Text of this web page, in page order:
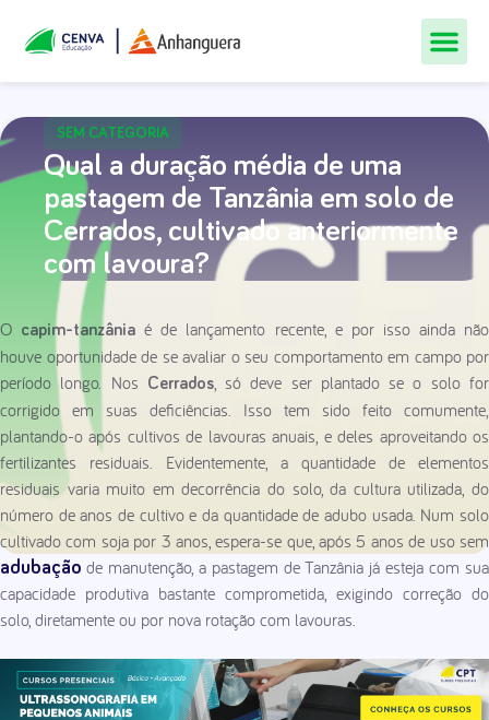
SEM CATEGORIA
Qual a duração média de uma
pastagem de Tanzânia em solo de
Cerrados, cultivado anteriormente
com lavoura?
O capim-tanzânia é de lançamento recente, e por isso ainda não
houve oportunidade de se avaliar o seu comportamento em campo por
período longo. Nos
Cerrados, só deve ser plantado se o solo for
corrigido em suas deficiências. Isso tem sido feito comumente,
plantando-o após cultivos de lavouras anuais, e deles aproveitando os
fertilizantes residuais. Evidentemente, a quantidade de elementos
residuais varia muito em decorrência do solo, da cultura utilizada, do
número de anos de cultivo e da quantidade de adubo usada. Num solo
cultivado com soja por 3 anos, espera-se que, após 5 anos de uso sem
adubação de manutenção, a pastagem de Tanzânia já esteja com sua
capacidade produtiva bastante comprometida, exigindo correção do
solo, diretamente ou por nova rotação com lavouras.